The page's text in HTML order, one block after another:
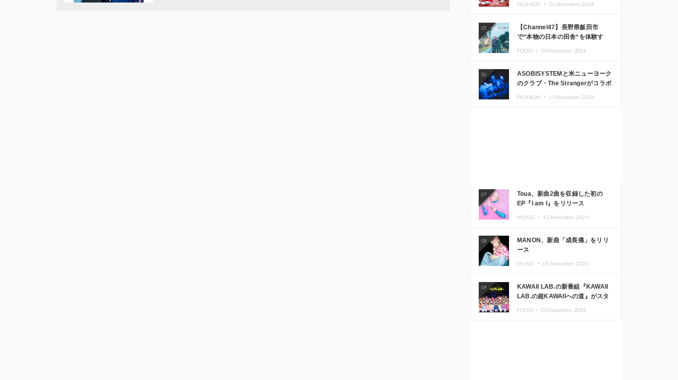
FASHION ・ 26.November.2024
05
【Channel47】長野県飯田市
で“本物の日本の田舎“を体験す
FOOD ・ 19.November.2024
06
ASOBISYSTEMと米ニューヨーク
のクラブ・The Strangerがコラボ
FASHION ・ 15.November.2024
07
Toua、新曲2曲を収録した初の
EP『I am I』をリリース
MUSIC ・ 13.November.2024
08
MANON、新曲「成長痛」をリリ
ース
MUSIC ・ 05.November.2024
09
KAWAII LAB.の新番組『KAWAII
LAB.の超KAWAIIへの道』がスタ
FOOD ・ 05.November.2024